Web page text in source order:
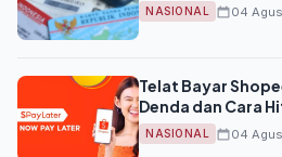
NASIONAL 04
Telat Bayar
Denda dan Cara
NASIONAL 04